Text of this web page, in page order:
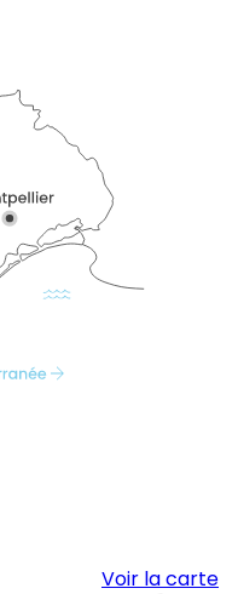
Voir la carte